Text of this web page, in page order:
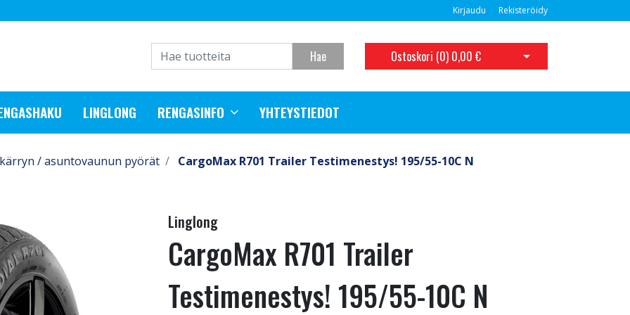
Kirjaudu Rekisteröidy
Hae Ostoskori (0) 0,00 € Avaa ostoskori
LINGLONG RENGASINFO YHTEYSTIEDOT
/ asuntovaunun pyörät CargoMax R701 Trailer Testimenestys! 195/55-10C N
Linglong
CargoMax R701 Trailer
Testimenestys! 195/55-10C N